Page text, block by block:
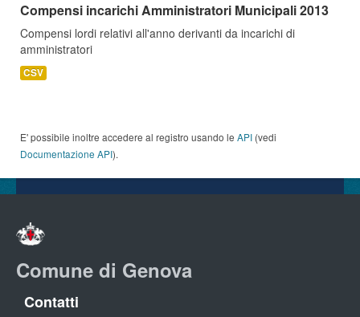
Compensi incarichi Amministratori Municipali 2013
Compensi lordi relativi all'anno derivanti da incarichi di
amministratori
CSV
E' possibile inoltre accedere al registro usando le API (vedi
Documentazione API).
Comune di Genova
Contatti